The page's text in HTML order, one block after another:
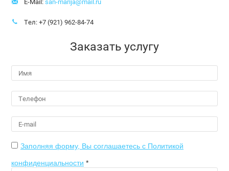
E-Mail: san-marija@mail.ru
Тел: +7 (921) 962-84-74
Заказать услугу
Заполняя форму, Вы соглашаетесь с Политикой
конфиденциальности *